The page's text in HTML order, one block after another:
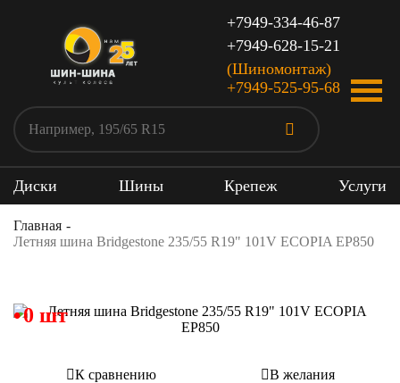
+7949-334-46-87
+7949-628-15-21
(Шиномонтаж)
+7949-525-95-68
Диски Шины Крепеж Услуги
Главная
Летняя шина Bridgestone 235/55 R19" 101V ECOPIA EP850
0 шт
К сравнению В желания